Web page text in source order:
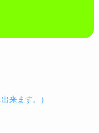
来ます。）